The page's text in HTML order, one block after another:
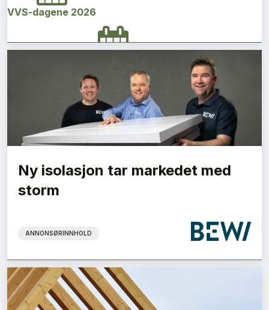
VVS-dagene 2026
Norges bygg- og eiendomskonferanse 2026
Vi Bygger Vestland 2026
Byggenæringens Klimakonferanse 2026
Ny isolasjon tar markedet med
storm
ANNONSØRINNHOLD